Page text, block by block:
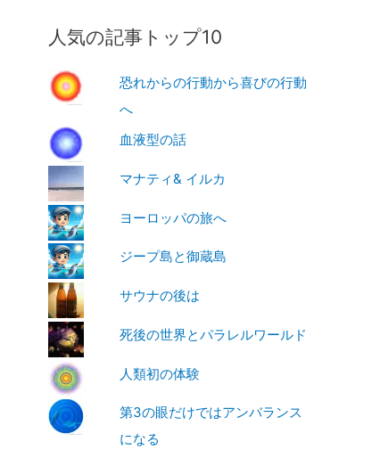
人気の記事トップ10
恐れからの行動から喜びの行動
へ
血液型の話
マナティ& イルカ
ヨーロッパの旅へ
ジープ島と御蔵島
サウナの後は
死後の世界とパラレルワールド
人類初の体験
第3の眼だけではアンバランス
になる